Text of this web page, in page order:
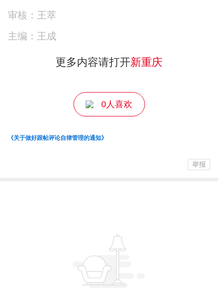
审核：王萃
主编：王成
更多内容请打开新重庆
0人喜欢
《关于做好跟帖评论自律管理的通知》
举报